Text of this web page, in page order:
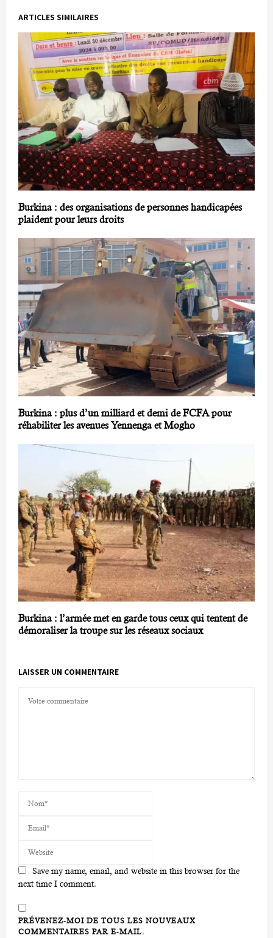
ARTICLES SIMILAIRES
Burkina : des organisations de personnes handicapées
plaident pour leurs droits
Burkina : plus d’un milliard et demi de FCFA pour
réhabiliter les avenues Yennenga et Mogho
Burkina : l’armée met en garde tous ceux qui tentent de
démoraliser la troupe sur les réseaux sociaux
LAISSER UN COMMENTAIRE
Save my name, email, and website in this browser for the
next time I comment.
PRÉVENEZ-MOI DE TOUS LES NOUVEAUX
COMMENTAIRES PAR E-MAIL.